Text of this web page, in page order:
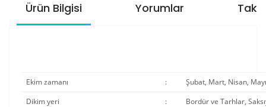
Ürün Bilgisi Yorumlar
Ekim zamanı :
Şubat, Mart, Nisan,
Dikim yeri
:
Bordür ve Tarhlar,